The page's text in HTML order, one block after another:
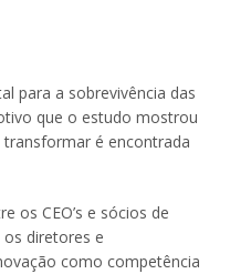
para a sobrevivência das
que o estudo mostrou
transformar é encontrada
os CEO’s e sócios de
os diretores e
como competência